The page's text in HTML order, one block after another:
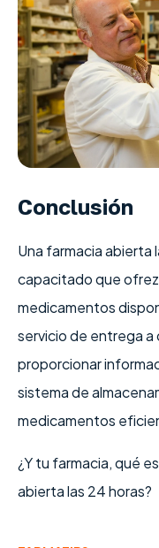
Conclusión
Una farmacia abierta
capacitado que
medicamentos
servicio de entrega a
proporcionar
sistema de
medicamentos
¿Y tu farmacia, qué
abierta las 24 horas?